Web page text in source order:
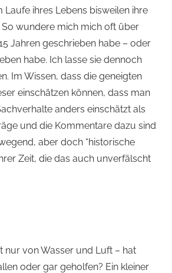
Laufe ihres Lebens bisweilen ihre
So wundere mich mich oft über
Jahren geschrieben habe – oder
habe. Ich lasse sie dennoch
Im Wissen, dass die geneigten
einschätzen können, dass man
anders einschätzt als
und die Kommentare dazu sind
aber doch “historische
Zeit, die das auch unverfälscht
nur von Wasser und Luft – hat
oder gar geholfen? Ein kleiner